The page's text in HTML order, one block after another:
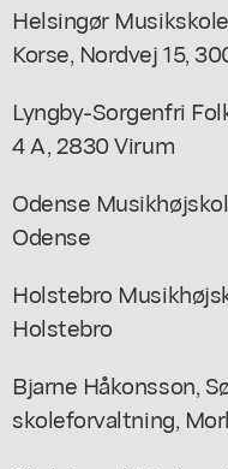
Helsingør
Korse, Nordvej 15,
Lyngby-Sorgenfri
4 A, 2830 Virum
Odense
Odense
Holstebro
Holstebro
Bjarne Håkonsson,
skoleforvaltning,